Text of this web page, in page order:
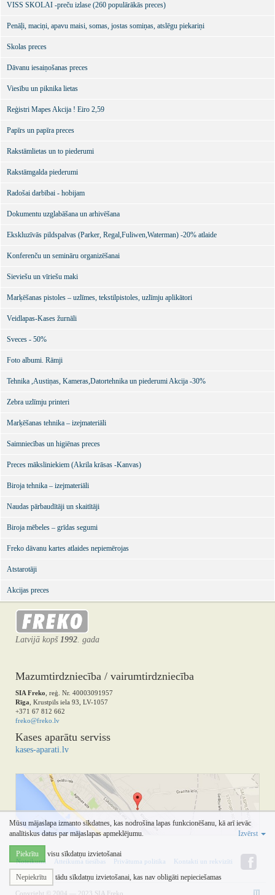
Mūsu mājaslapa izmanto sīkdatnes, kas nodrošina lapas funkcionēšanu, kā arī ievāc
analītiskus datus par mājaslapas apmeklējumu.
Izvērst
Piekrītu visu sīkdatņu izvietošanai
Nepiekrītu tādu sīkdatņu izvietošanai, kas nav obligāti nepieciešamas
VISS SKOLAI -preču izlase (260 populārākās preces)
Penāļi, maciņi, apavu maisi, somas, jostas somiņas, atslēgu piekariņi
Skolas preces
Dāvanu iesaiņošanas preces
Viesību un piknika lietas
Reģistri Mapes Akcija ! Eiro 2,59
Papīrs un papīra preces
Rakstāmlietas un to piederumi
Rakstāmgalda piederumi
Radošai darbībai - hobijam
Dokumentu uzglabāšana un arhivēšana
Ekskluzīvās pildspalvas (Parker, Regal,Fuliwen,Waterman) -20% atlaide
Konferenču un semināru organizēšanai
Sieviešu un vīriešu maki
Marķēšanas pistoles – uzlīmes, tekstilpistoles, uzlīmju aplikātori
Veidlapas-Kases žurnāli
Sveces - 50%
Foto albumi. Rāmji
Tehnika ,Austiņas, Kameras,Datortehnika un piederumi Akcija -30%
Zebra uzlīmju printeri
Marķēšanas tehnika – izejmateriāli
Saimniecības un higiēnas preces
Preces māksliniekiem (Akrila krāsas -Kanvas)
Biroja tehnika – izejmateriāli
Naudas pārbaudītāji un skaitītāji
Biroja mēbeles – grīdas segumi
Freko dāvanu kartes atlaides nepiemērojas
Atstarotāji
Akcijas preces
Latvijā kopš 1992. gada
Mazumtirdzniecība / vairumtirdzniecība
SIA Freko , reģ. Nr. 40003091957
Rīga , Krustpils iela 93, LV-1057
+371 67 812 662
freko@freko.lv
Kases aparātu serviss
kases-aparati.lv
Noteikumi Atteikuma tiesības Privātuma politika Kontakti un rekvizīti
Copyright © 2004 — 2023 SIA Freko